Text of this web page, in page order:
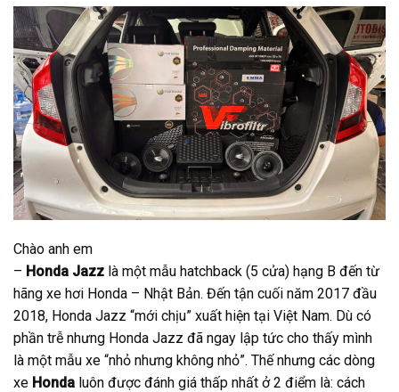
Chào anh em
– Honda Jazz là một mẫu hatchback (5 cửa) hạng B đến từ
hãng xe hơi Honda – Nhật Bản. Đến tận cuối năm 2017 đầu
2018, Honda Jazz “mới chịu” xuất hiện tại Việt Nam. Dù có
phần trễ nhưng Honda Jazz đã ngay lập tức cho thấy mình
là một mẫu xe “nhỏ nhưng không nhỏ”. Thế nhưng các dòng
xe Honda luôn được đánh giá thấp nhất ở 2 điểm là: cách